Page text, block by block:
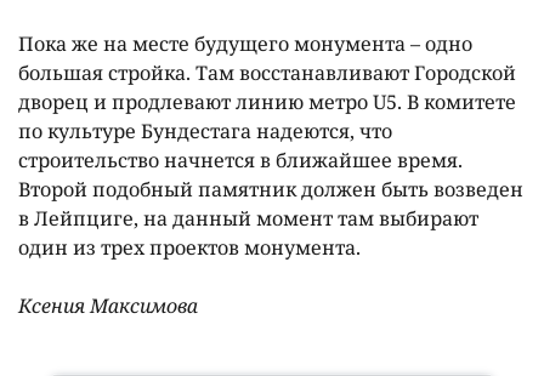
Пока же на месте будущего монумента – одно
большая стройка. Там восстанавливают Городской
дворец и продлевают линию метро U5. В комитете
по культуре Бундестага надеются, что
строительство начнется в ближайшее время.
Второй подобный памятник должен быть возведен
в Лейпциге, на данный момент там выбирают
один из трех проектов монумента.
Ксения Максимова